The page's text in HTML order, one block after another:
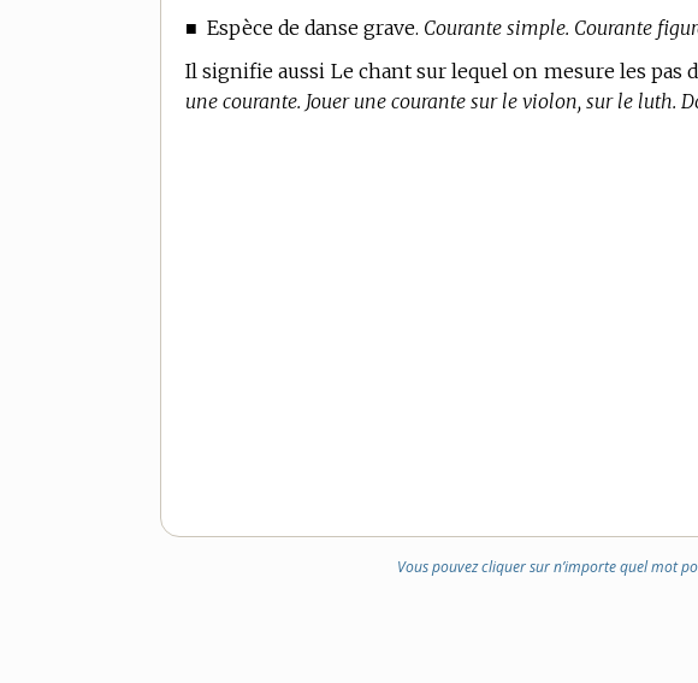
■ Espèce de danse grave. Courante simple. Courante
Il signifie aussi Le chant sur lequel on mesure les pas
une courante. Jouer une courante sur le violon, sur le luth.
Vous pouvez cliquer sur n’importe quel mot